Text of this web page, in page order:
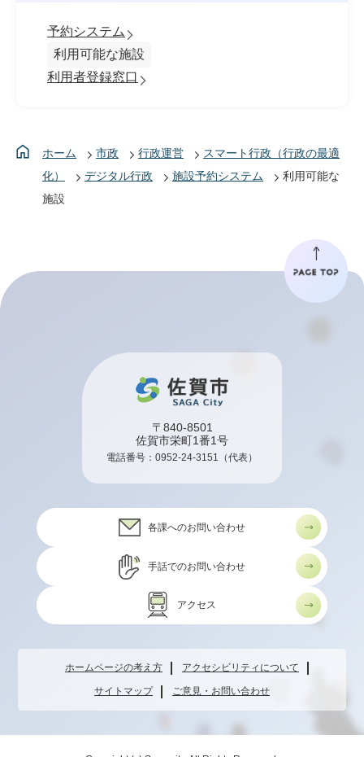
予約システム
利用可能な施設
利用者登録窓口
ホーム 市政 行政運営
スマート行政（行政の最適
化）
デジタル行政 施設予約システム
利用可能な
施設
〒840-8501
佐賀市栄町1番1号
電話番号： 0952-24-3151 （代表）
各課へのお問い合わせ
手話でのお問い合わせ
アクセス
ホームページの考え方 アクセシビリティについて
サイトマップ ご意見・お問い合わせ